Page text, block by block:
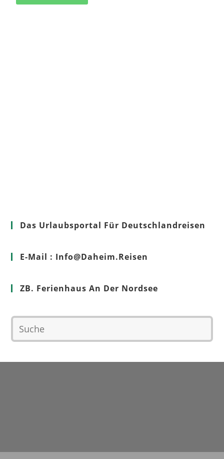
Das Urlaubsportal Für Deutschlandreisen
E-Mail : Info@Daheim.Reisen
ZB. Ferienhaus An Der Nordsee